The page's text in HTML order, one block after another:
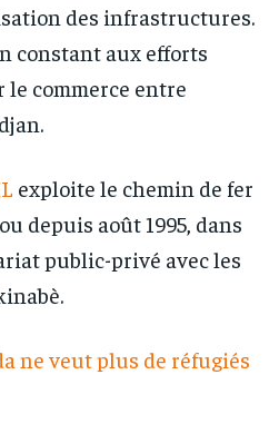
des infrastructures.
constant aux efforts
commerce entre
exploite le chemin de fer
depuis août 1995, dans
public-privé avec les
ne veut plus de réfugiés